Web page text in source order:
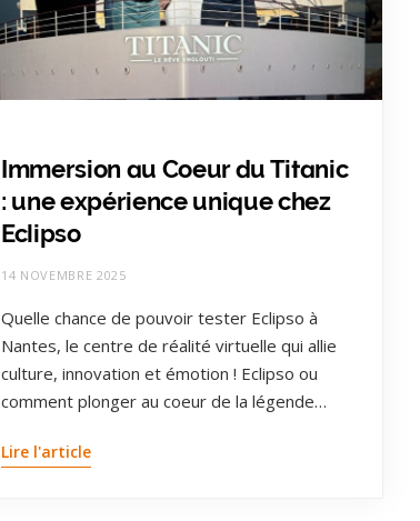
Immersion au Coeur du Titanic
: une expérience unique chez
Eclipso
14 NOVEMBRE 2025
Quelle chance de pouvoir tester Eclipso à
Nantes, le centre de réalité virtuelle qui allie
culture, innovation et émotion ! Eclipso ou
comment plonger au coeur de la légende…
Lire l'article